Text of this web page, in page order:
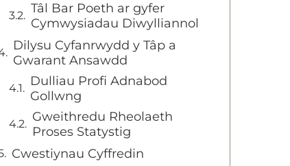
Tâl Bar Poeth ar gyfer
Cymwysiadau Diwylliannol
Dilysu Cyfanrwydd y Tâp a
Gwarant Ansawdd
Dulliau Profi Adnabod
Gollwng
Gweithredu Rheolaeth
Proses Statystig
Cwestiynau Cyffredin